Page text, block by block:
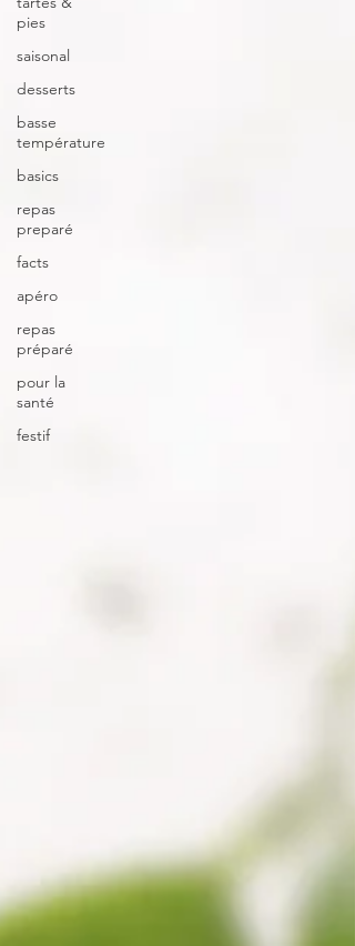
pies
saisonal
desserts
basse
température
basics
repas
preparé
facts
apéro
repas
préparé
pour la
santé
festif